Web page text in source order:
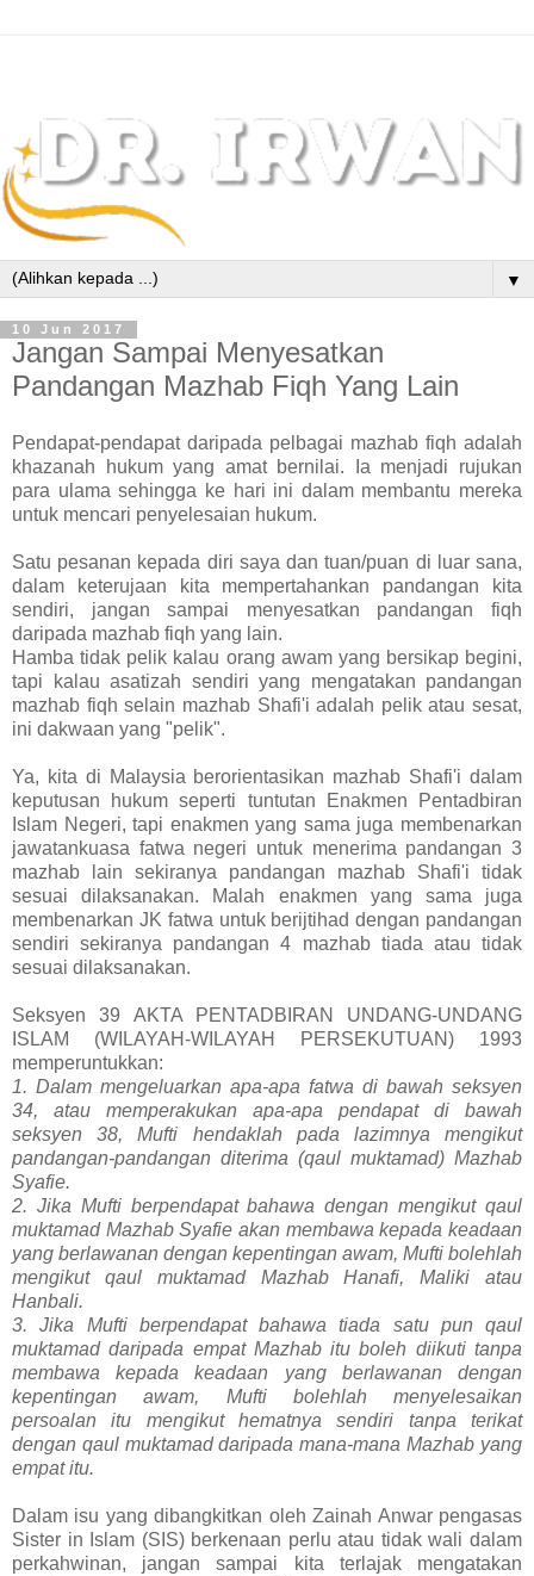
▼
10 Jun 2017
Jangan Sampai Menyesatkan
Pandangan Mazhab Fiqh Yang Lain
Pendapat-pendapat daripada pelbagai mazhab fiqh adalah
khazanah hukum yang amat bernilai. Ia menjadi rujukan
para ulama sehingga ke hari ini dalam membantu mereka
untuk mencari penyelesaian hukum.
Satu pesanan kepada diri saya dan tuan/puan di luar sana,
dalam keterujaan kita mempertahankan pandangan kita
sendiri, jangan sampai menyesatkan pandangan fiqh
daripada mazhab fiqh yang lain.
Hamba tidak pelik kalau orang awam yang bersikap begini,
tapi kalau asatizah sendiri yang mengatakan pandangan
mazhab fiqh selain mazhab Shafi'i adalah pelik atau sesat,
ini dakwaan yang "pelik".
Ya, kita di Malaysia berorientasikan mazhab Shafi'i dalam
keputusan hukum seperti tuntutan Enakmen Pentadbiran
Islam Negeri, tapi enakmen yang sama juga membenarkan
jawatankuasa fatwa negeri untuk menerima pandangan 3
mazhab lain sekiranya pandangan mazhab Shafi'i tidak
sesuai dilaksanakan. Malah enakmen yang sama juga
membenarkan JK fatwa untuk berijtihad dengan pandangan
sendiri sekiranya pandangan 4 mazhab tiada atau tidak
sesuai dilaksanakan.
Seksyen 39 AKTA PENTADBIRAN UNDANG-UNDANG
ISLAM (WILAYAH-WILAYAH PERSEKUTUAN) 1993
memperuntukkan:
1. Dalam mengeluarkan apa-apa fatwa di bawah seksyen
34, atau memperakukan apa-apa pendapat di bawah
seksyen 38, Mufti hendaklah pada lazimnya mengikut
pandangan-pandangan diterima (qaul muktamad) Mazhab
Syafie.
2. Jika Mufti berpendapat bahawa dengan mengikut qaul
muktamad Mazhab Syafie akan membawa kepada keadaan
yang berlawanan dengan kepentingan awam, Mufti bolehlah
mengikut qaul muktamad Mazhab Hanafi, Maliki atau
Hanbali.
3. Jika Mufti berpendapat bahawa tiada satu pun qaul
muktamad daripada empat Mazhab itu boleh diikuti tanpa
membawa kepada keadaan yang berlawanan dengan
kepentingan awam, Mufti bolehlah menyelesaikan
persoalan itu mengikut hematnya sendiri tanpa terikat
dengan qaul muktamad daripada mana-mana Mazhab yang
empat itu.
Dalam isu yang dibangkitkan oleh Zainah Anwar pengasas
Sister in Islam (SIS) berkenaan perlu atau tidak wali dalam
perkahwinan, jangan sampai kita terlajak mengatakan